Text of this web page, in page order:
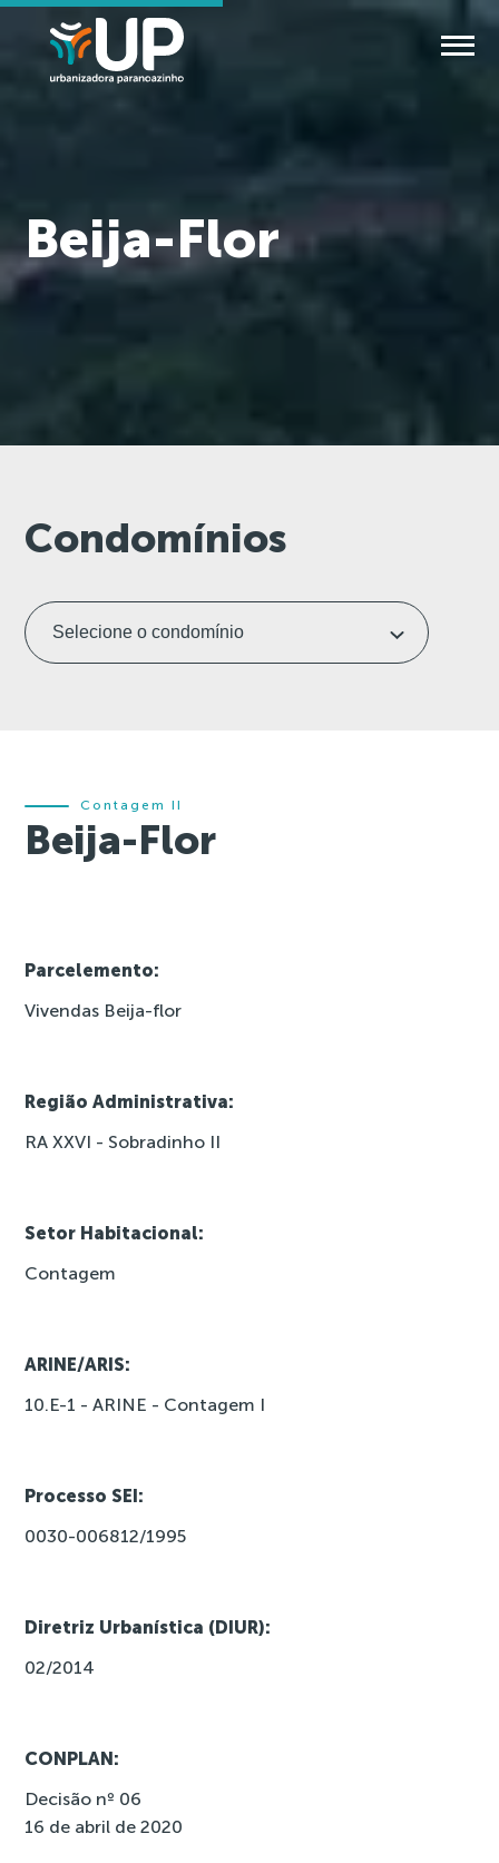
Beija-Flor
Condomínios
Contagem II
Beija-Flor
Parcelemento:
Vivendas Beija-flor
Região Administrativa:
RA XXVI - Sobradinho II
Setor Habitacional:
Contagem
ARINE/ARIS:
10.E-1 - ARINE - Contagem I
Processo SEI:
0030-006812/1995
Diretriz Urbanística (DIUR):
02/2014
CONPLAN:
Decisão nº 06
16 de abril de 2020